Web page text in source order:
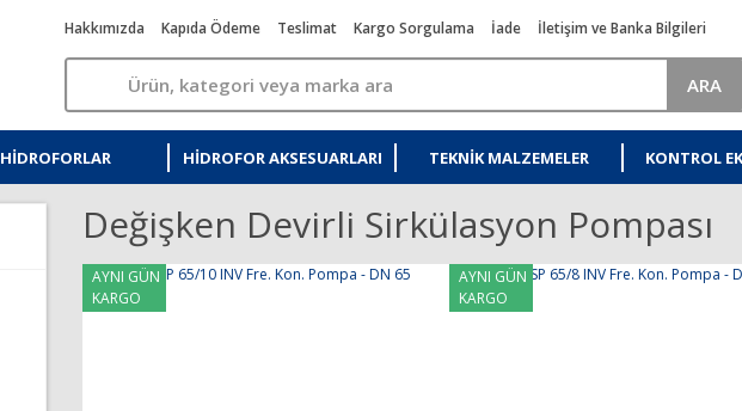
Hakkımızda Kapıda Ödeme Teslimat Kargo Sorgulama İade İletişim ve Banka Bilgileri
ARA
HIDROFORLAR HIDROFOR AKSESUARLARI TEKNIK MALZEMELER KONTROL
Değişken Devirli Sirkülasyon Pompası
AYNI GÜN
KARGO
AYNI GÜN
KARGO